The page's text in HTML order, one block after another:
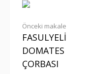
Okumaya
devam
et
Önceki makale
FASULYELİ
DOMATES
ÇORBASI